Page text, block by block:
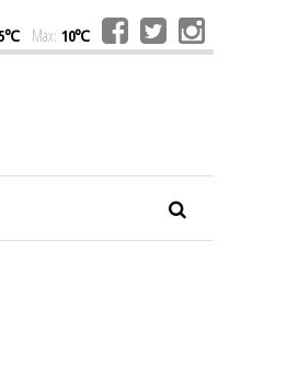
Max: 10℃